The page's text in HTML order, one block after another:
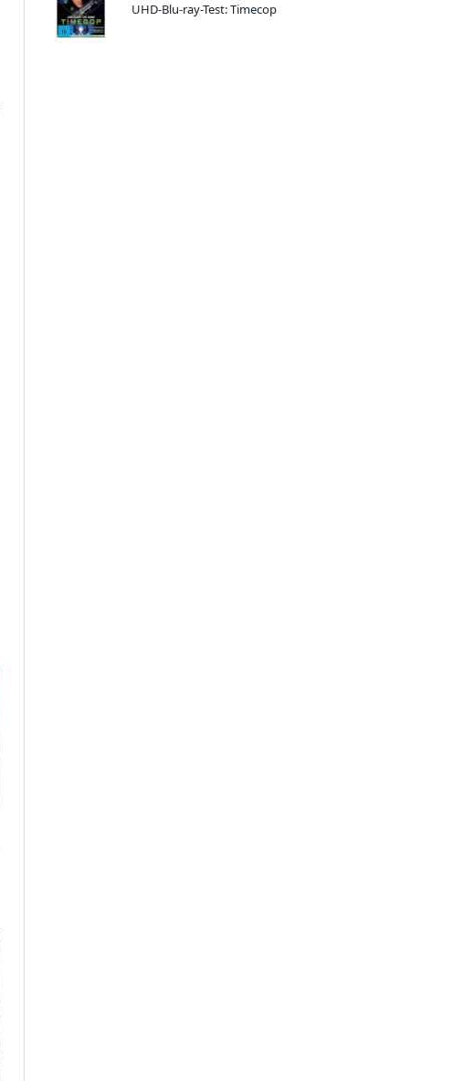
UHD-Blu-ray-Test: Timecop